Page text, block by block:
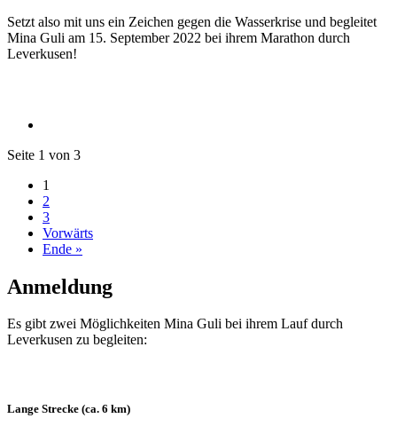
Setzt also mit uns ein Zeichen gegen die Wasserkrise und begleitet
Mina Guli am 15. September 2022 bei ihrem Marathon durch
Leverkusen!
Seite 1 von 3
1
2
3
Vorwärts
Ende »
Anmeldung
Es gibt zwei Möglichkeiten Mina Guli bei ihrem Lauf durch
Leverkusen zu begleiten:
Lange Strecke (ca. 6 km)